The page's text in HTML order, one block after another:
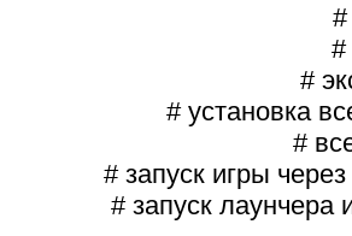
#
#
# установка
#
# запуск игры
# запуск лаунчера